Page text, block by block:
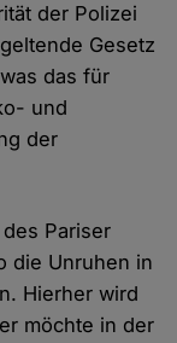
der Polizei
Gesetz
das für
und
der
Pariser
die Unruhen in
Hierher wird
möchte in der